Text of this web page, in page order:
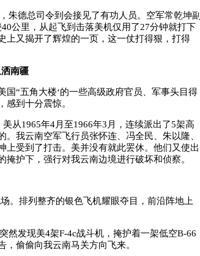
朱德总司令到会接见了有功人员。空军常乾坤副
40公里，从起飞到击落美机仅用了27分钟就打下
上又揭开了辉煌的一页，这一仗打得狠，打得
洒南疆
“五角大楼‘的一些高级政府官员、军事头目得
到十分震惊。
美从1965年4月至1966年3 月，连续派出了5架高
我云南空军飞行员张怀连、冯全民、朱以隆、
受到了打击。美并没有就此罢休。他们又使出
护下，强行对我云南边境进行破坏和侦察。
。排列整齐的银色飞机耀眼夺目，前沿阵地上
然发现美4架F-4c战斗机，掩护着一架低空B-66
偷偷向我云南马关方向飞来。